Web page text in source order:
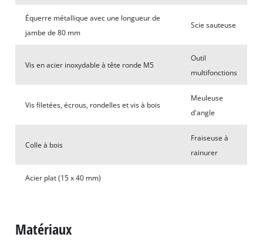
Équerre métallique avec une longueur de
jambe de 80 mm
Scie sauteuse
Vis en acier inoxydable à tête ronde M5
Outil
multifonctions
Vis filetées, écrous, rondelles et vis à bois
Meuleuse
d'angle
Colle à bois
Fraiseuse à
rainurer
Acier plat (15 x 40 mm)
Matériaux